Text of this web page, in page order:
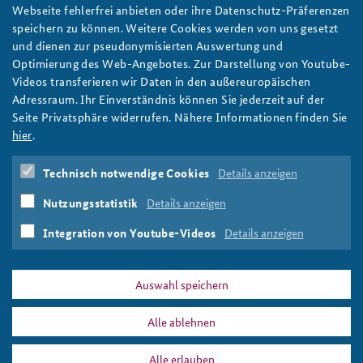
„Wer Visionen hat, sollte zum Arzt gehen“, soll Helmut Schmidt
einmal gesagt haben. Ob der Altbundeskanzler sich zumindest
mit Visioning als Foresight-Methode hätte anfreunden können?
Vielleicht, denn sie eröffnet einen Weg, um konkrete Wege zu
einer besseren Zukunft zu entwickeln. Foto:
Bundesarchiv/Engelbert Reineke
weiter
Strategische Vorausschau,Foresight,Vision,Visioning,
Methodenseminar,Foresight-Methoden,Szenario-
Konstruktion
Wild Cards, Change-Prozess
Layered Analysis
Zukunftswerkstatt
Horizon Scanning,Szenarioplanung,Megatrend
DATA PRIVACY IMPRINT
Webseite fehlerfrei anbieten oder ihre Datenschutz-Präferenzen
speichern zu können. Weitere Cookies werden von uns gesetzt
und dienen zur pseudonymisierten Auswertung und
Optimierung des Web-Angebotes. Zur Darstellung von Youtube-
Videos transferieren wir Daten in den außereuropäischen
Adressraum. Ihr Einverständnis können Sie jederzeit auf der
Seite Privatsphäre widerrufen. Nähere Informationen finden Sie
hier.
Technisch notwendige Cookies Details anzeigen
Nutzungsstatistik Details anzeigen
Integration von Youtube-Videos Details anzeigen
Auswahl speichern
Alle ablehnen
Alle erlauben